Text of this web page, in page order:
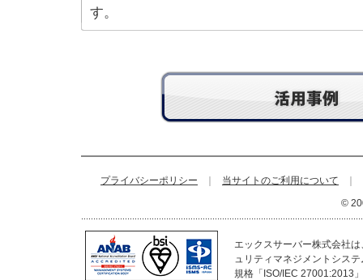
す。
プライバシーポリシー 当サイトのご利用について
©
エックスサーバー株式会社
ュリティマネジメントシス
規格「ISO/IEC 27001:2013